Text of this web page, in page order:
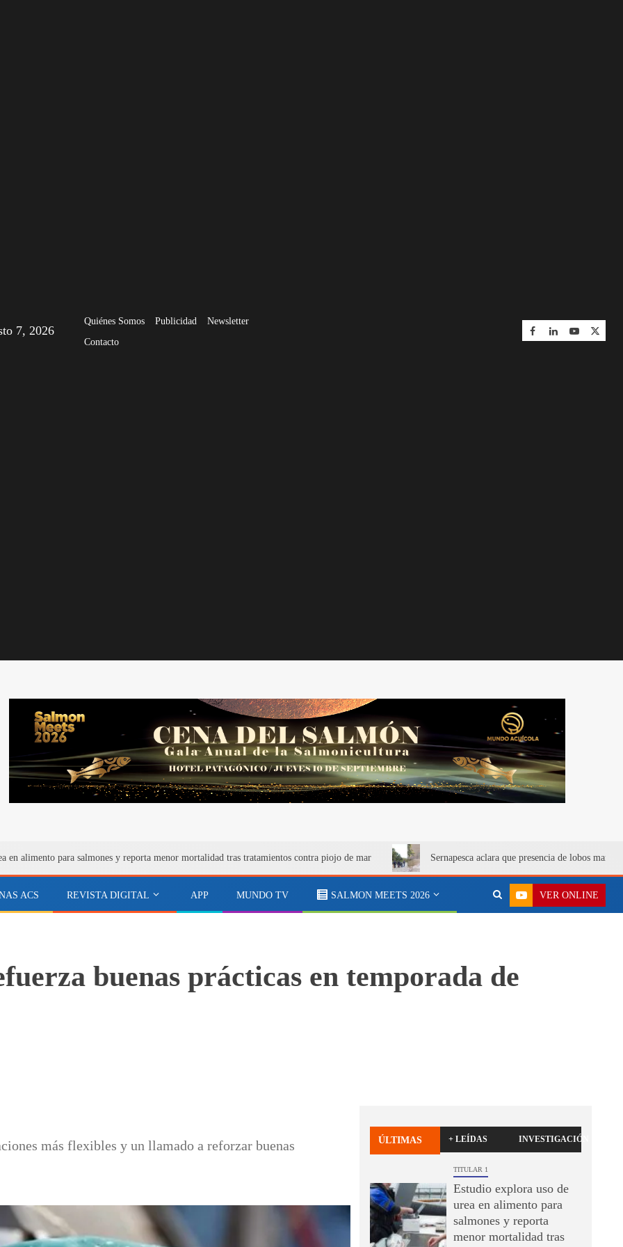
7, 2026
Quiénes Somos Publicidad
Newsletter
Contacto
en alimento para salmones y reporta menor mortalidad tras tratamientos contra piojo de mar Sernapesca aclara que presencia de lobos
ACS REVISTA DIGITAL APP MUNDO TV SALMON MEETS 2026 VER ONLINE
buenas prácticas en temporada de
más flexibles y un llamado a reforzar buenas ÚLTIMAS + LEÍDAS INVESTIGACIÓN
TITULAR 1
Estudio explora uso de
urea en alimento para
salmones y reporta
menor mortalidad tras